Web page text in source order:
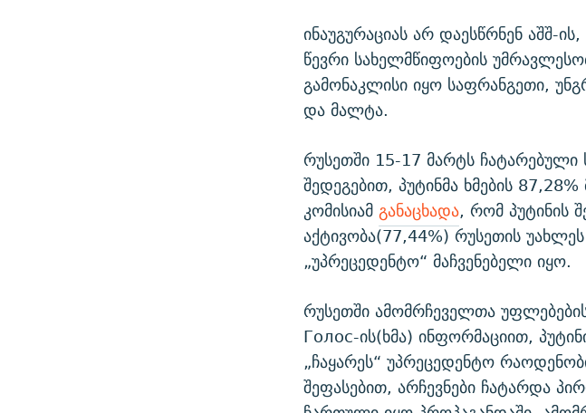
ინაუგურაციას არ დაესწრნენ აშშ-
წევრი სახელმწიფოების
გამონაკლისი იყო საფრანგეთი,
და მალტა.
რუსეთში 15-17 მარტს
შედეგებით, პუტინმა ხმების
კომისიამგანაცხადა, რომ პუტინის
აქტივობა(77,44%) რუსეთის
„უპრეცედენტო“ მაჩვენებელი იყო.
რუსეთში ამომრჩეველთა
Голос-ის(ხმა) ინფორმაციით,
„ჩაყარეს“ უპრეცედენტო
შეფასებით, არჩევნები ჩატარდა